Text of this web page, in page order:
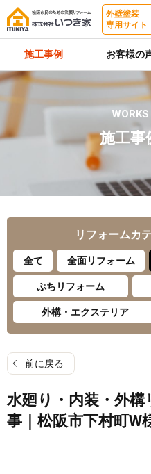
外壁塗装
専用サイト
施工事例 お客様の
WORKS
施工事
リフォームカ
全て 全面リフォーム
ぷちリフォーム
外構・エクステリア
前に戻る
水廻り・内装・外
事｜松阪市下村町W